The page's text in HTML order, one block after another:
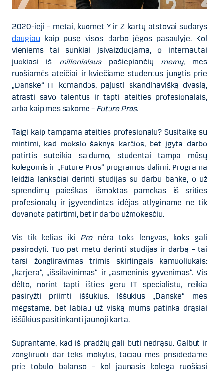
2020-ieji – metai, kuomet Y ir Z kartų atstovai sudarys
daugiau kaip pusę visos darbo jėgos pasaulyje. Kol
vieniems tai sunkiai įsivaizduojama, o internautai
juokiasi iš millenialsuspašiepiančių memų, mes
ruošiamės ateičiai ir kviečiame studentus jungtis prie
„Danske“ IT komandos, pajusti skandinavišką dvasią,
atrasti savo talentus ir tapti ateities profesionalais,
arba kaip mes sakome – Future Pros.
Taigi kaip tampama ateities profesionalu? Susitaikę su
mintimi, kad mokslo šaknys karčios, bet įgyta darbo
patirtis suteikia saldumo, studentai tampa mūsų
kolegomis ir „Future Pros“ programos dalimi. Programa
leidžia lanksčiai derinti studijas su darbu banke, o už
sprendimų paieškas, išmoktas pamokas iš srities
profesionalų ir įgyvendintas idėjas atlyginame ne tik
dovanota patirtimi, bet ir darbo užmokesčiu.
Vis tik kelias iki Pronėra toks lengvas, koks gali
pasirodyti. Tuo pat metu derinti studijas ir darbą – tai
tarsi žongliravimas trimis skirtingais kamuoliukais:
„karjera“, „išsilavinimas“ ir „asmeninis gyvenimas“. Vis
dėlto, norint tapti išties geru IT specialistu, reikia
pasiryžti priimti iššūkius. Iššūkius „Danske“ mes
mėgstame, bet labiau už viską mums patinka drąsiai
iššūkius pasitinkanti jaunoji karta.
Suprantame, kad iš pradžių gali būti nedrąsu. Galbūt ir
žongliruoti dar teks mokytis, tačiau mes prisidedame
prie tobulo balanso – kol jaunasis kolega ruošiasi